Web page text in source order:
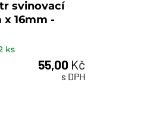
svinovací
x 16mm -
ks
55,00 Kč
s DPH